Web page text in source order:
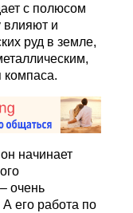
с полюсом
влияют и
руд в земле,
компаса.
начинает
очень
его работа по